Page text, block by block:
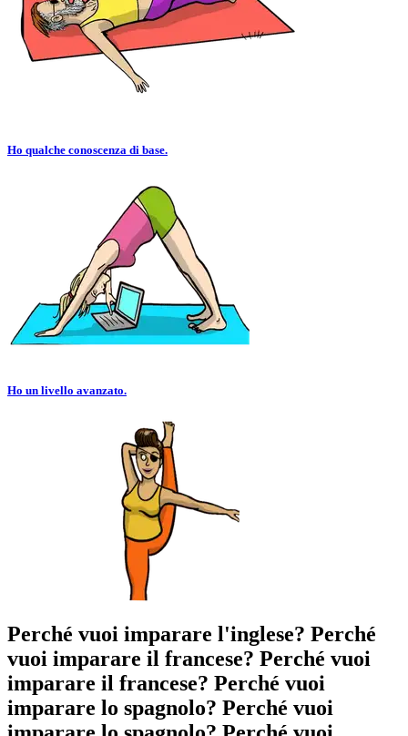
Ho qualche conoscenza di base.
Ho un livello avanzato.
Perché vuoi imparare l'inglese? Perché
vuoi imparare il francese? Perché vuoi
imparare il francese? Perché vuoi
imparare lo spagnolo? Perché vuoi